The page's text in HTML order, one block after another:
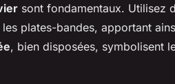
sont fondamentaux. Utilisez
plates-bandes, apportant
, bien disposées, symbolisent